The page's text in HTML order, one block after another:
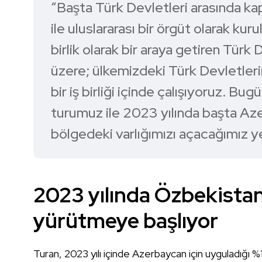
“Başta Türk Devletleri arasında
ile uluslararası bir örgüt olarak
birlik olarak bir araya getiren Türk
üzere; ülkemizdeki Türk
bir iş birliği içinde çalışıyoruz.
turumuz ile 2023 yılında başta
bölgedeki varlığımızı
2023 yılında
yürütmeye başlıyor
Turan, 2023 yılı içinde Azerbaycan için uyguladığı